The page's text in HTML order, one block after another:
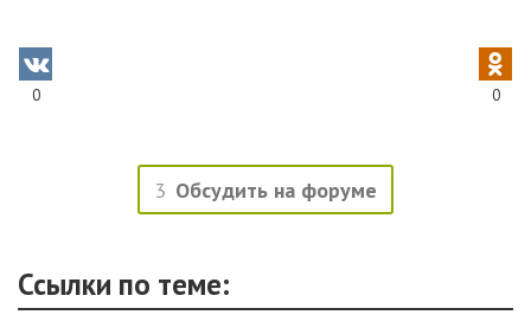
0 0
3 Обсудить на форуме
Ссылки по теме: